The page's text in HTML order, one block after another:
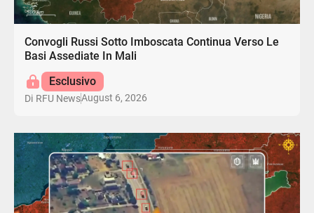
Convogli Russi Sotto Imboscata Continua Verso Le
Basi Assediate In Mali
Esclusivo
Di RFU NewsAugust 6, 2026